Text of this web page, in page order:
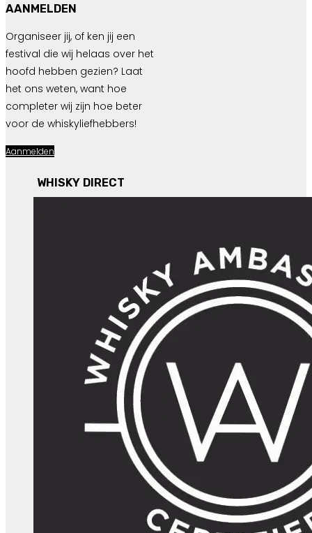
AANMELDEN
Organiseer jij, of ken jij een
festival die wij helaas over het
hoofd hebben gezien? Laat
het ons weten, want hoe
completer wij zijn hoe beter
voor de whiskyliefhebbers!
Aanmelden
WHISKY DIRECT